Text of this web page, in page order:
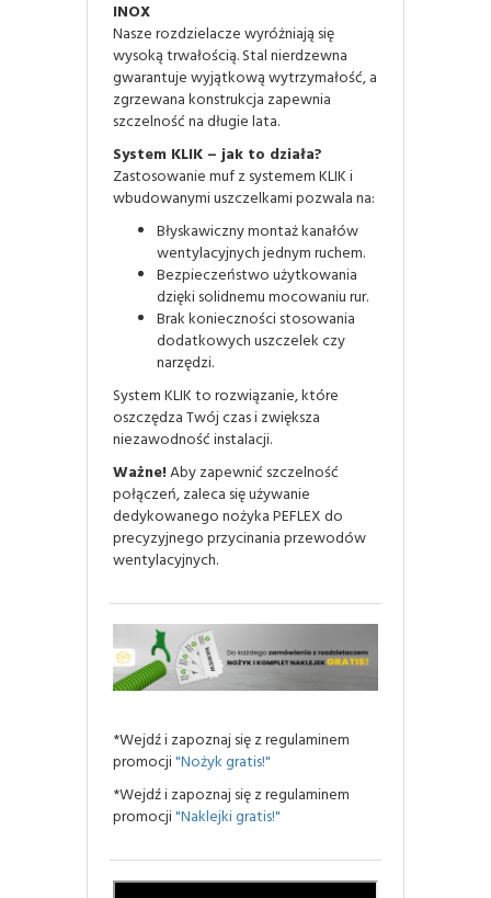
INOX
Nasze rozdzielacze wyróżniają się
wysoką trwałością. Stal nierdzewna
gwarantuje wyjątkową wytrzymałość, a
zgrzewana konstrukcja zapewnia
szczelność na długie lata.
System KLIK – jak to działa?
Zastosowanie muf z systemem KLIK i
wbudowanymi uszczelkami pozwala na:
Błyskawiczny montaż kanałów
wentylacyjnych jednym ruchem.
Bezpieczeństwo użytkowania
dzięki solidnemu mocowaniu rur.
Brak konieczności stosowania
dodatkowych uszczelek czy
narzędzi.
System KLIK to rozwiązanie, które
oszczędza Twój czas i zwiększa
niezawodność instalacji.
Ważne!Aby zapewnić szczelność
połączeń, zaleca się używanie
dedykowanego nożyka PEFLEX do
precyzyjnego przycinania przewodów
wentylacyjnych.
*Wejdź i zapoznaj się z regulaminem
promocji"Nożyk gratis!"
*Wejdź i zapoznaj się z regulaminem
promocji"Naklejki gratis!"